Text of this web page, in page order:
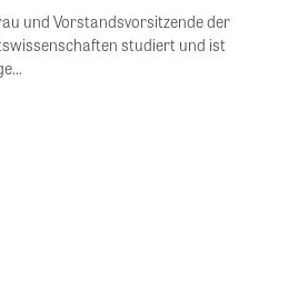
und Vorstandsvorsitzende der
studiert und ist